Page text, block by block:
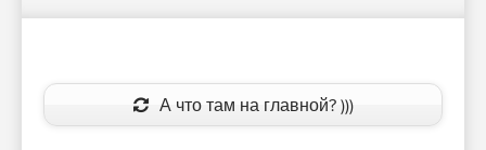
А что там на главной? )))